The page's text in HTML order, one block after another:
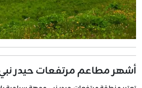
أشهر مطاعم مرتفعات حيدر